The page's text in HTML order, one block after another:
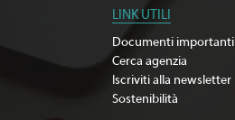
LINK UTILI
Documenti importanti
Cerca agenzia
Iscriviti alla newsletter
Sostenibilità